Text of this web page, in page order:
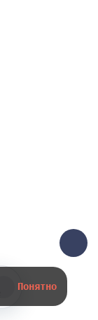
Понятно